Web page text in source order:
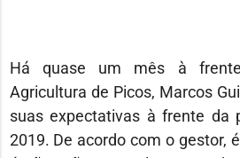
Há quase um mês à
Agricultura de Picos, Marcos
suas expectativas à frente da
2019. De acordo com o gestor,